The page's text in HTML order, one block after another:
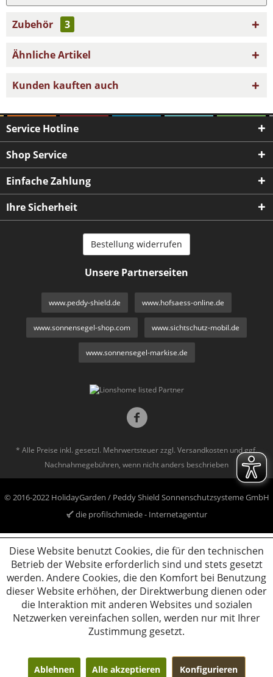
Zubehör 3
Ähnliche Artikel
Kunden kauften auch
Service Hotline
Shop Service
Einfache Zahlung
Ihre Sicherheit
Bestellung widerrufen
Unsere Partnerseiten
www.peddy-shield.de www.hofsaess-online.de
www.sonnensegel-shop.com www.sichtschutz-mobil.de
www.sonnensegel-markise.de
* Alle Preise inkl. gesetzl. Mehrwertsteuer zzgl. Versandkosten und ggf.
Nachnahmegebühren, wenn nicht anders beschrieben
© 2016-2022 HolidayGarden / Peddy Shield Sonnenschutzsysteme GmbH
die profilschmiede - Internetagentur
Diese Website benutzt Cookies, die für den technischen
Betrieb der Website erforderlich sind und stets gesetzt
werden. Andere Cookies, die den Komfort bei Benutzung
dieser Website erhöhen, der Direktwerbung dienen oder
die Interaktion mit anderen Websites und sozialen
Netzwerken vereinfachen sollen, werden nur mit Ihrer
Zustimmung gesetzt.
Ablehnen Alle akzeptieren Konfigurieren